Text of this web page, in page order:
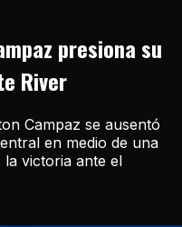
presiona su
River
Campaz se ausentó
en medio de una
victoria ante el